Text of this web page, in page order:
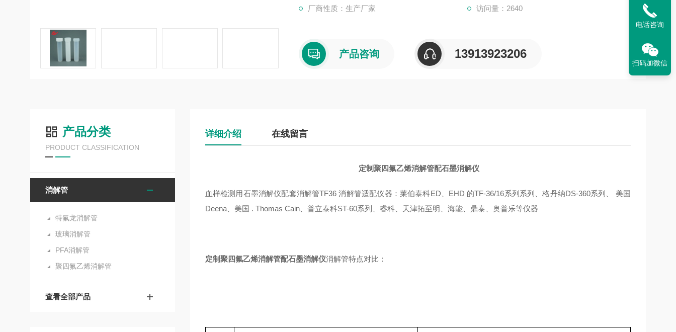
厂商性质：生产厂家 访问量：2640
产品咨询 13913923206
产品分类
PRODUCT CLASSIFICATION
消解管
特氟龙消解管
玻璃消解管
PFA消解管
聚四氟乙烯消解管
查看全部产品
详细介绍 在线留言
定制聚四氟乙烯消解管配石墨消解仪
血样检测用石墨消解仪配套消解管TF36 消解管适配仪器：莱伯泰科ED、EHD 的TF-36/16系列系列、格丹纳DS-360系列、 美国
Deena、美国 . Thomas Cain、普立泰科ST-60系列、睿科、天津拓至明、海能、鼎泰、奥普乐等仪器
定制聚四氟乙烯消解管配石墨消解仪消解管特点对比：
电话咨询
扫码加微信